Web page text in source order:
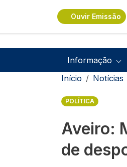
Ouvir Emissão
Informação
Início Notícias
POLÍTICA
Aveiro:
de